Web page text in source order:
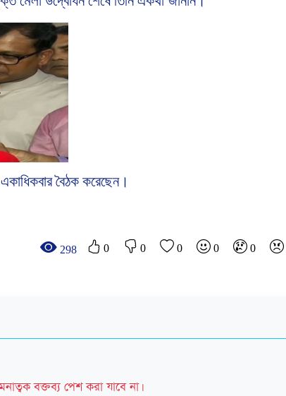
একাধিকবার বৈঠক করেছেন।
298 0 0 0 0 0
বক্তব্য পেশ করা যাবে না।